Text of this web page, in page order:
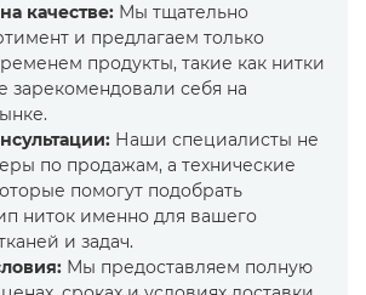
качестве: Мы тщательно
и предлагаем только
продукты, такие как нитки
зарекомендовали себя на
: Наши специалисты не
по продажам, а технические
помогут подобрать
ниток именно для вашего
и задач.
: Мы предоставляем полную